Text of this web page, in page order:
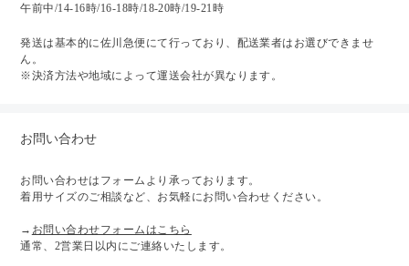
午前中/14-16時/16-18時/18-20時/19-21時
発送は基本的に佐川急便にて行っており、配送業者はお選びできませ
ん。
※決済方法や地域によって運送会社が異なります。
お問い合わせ
お問い合わせはフォームより承っております。
着用サイズのご相談など、お気軽にお問い合わせください。
→ お問い合わせフォームはこちら
通常、2営業日以内にご連絡いたします。